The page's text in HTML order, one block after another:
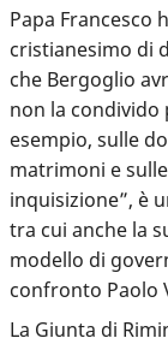
Papa Francesco
cristianesimo di
che Bergoglio
non la condivido
esempio, sulle
matrimoni e
inquisizione”, è
tra cui anche la
modello di
confronto Paolo
La Giunta di